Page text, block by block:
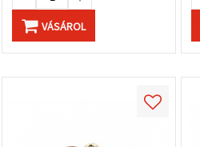
VÁSÁROL